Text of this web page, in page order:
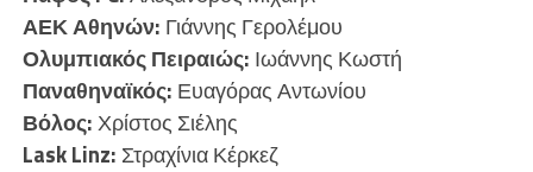
ΑΕΚ Αθηνών: Γιάννης Γερολέμου
Ολυμπιακός Πειραιώς: Ιωάννης Κωστή
Παναθηναϊκός: Ευαγόρας Αντωνίου
Βόλος:Χρίστος Σιέλης
Lask Linz: Στραχίνια Κέρκεζ